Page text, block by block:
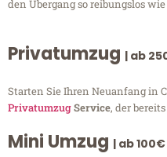
den Übergang so reibungslos
Privatumzug | ab
Starten Sie Ihren Neuanfang in
PrivatumzugService, der
Mini Umzug | ab 100€